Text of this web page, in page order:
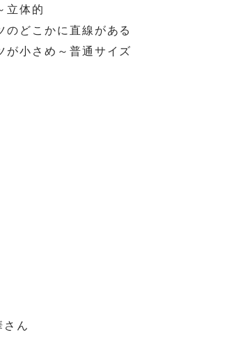
立体的
のどこかに直線がある
が小さめ～普通サイズ
ん